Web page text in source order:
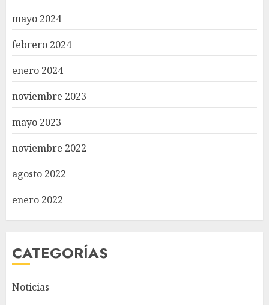
mayo 2024
febrero 2024
enero 2024
noviembre 2023
mayo 2023
noviembre 2022
agosto 2022
enero 2022
CATEGORÍAS
Noticias